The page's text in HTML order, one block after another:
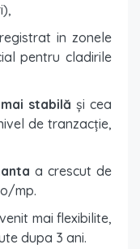
in zonele
pentru cladirile
stabilă și cea
de tranzacție,
a crescut de
mp.
mai flexibilite,
dupa 3 ani.